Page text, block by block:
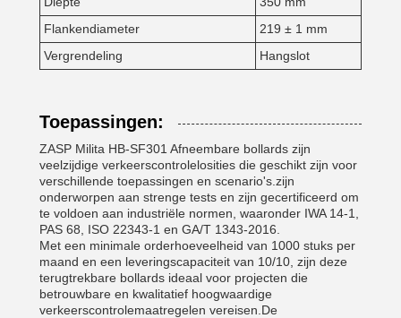
Flankendiameter
219 ± 1 mm
Vergrendeling
Hangslot
Toepassingen:
ZASP Milita HB-SF301 Afneembare bollards zijn
veelzijdige verkeerscontrolelosities die geschikt zijn voor
verschillende toepassingen en scenario's.zijn
onderworpen aan strenge tests en zijn gecertificeerd om
te voldoen aan industriële normen, waaronder IWA 14-1,
PAS 68, ISO 22343-1 en GA/T 1343-2016.
Met een minimale orderhoeveelheid van 1000 stuks per
maand en een leveringscapaciteit van 10/10, zijn deze
terugtrekbare bollards ideaal voor projecten die
betrouwbare en kwalitatief hoogwaardige
verkeerscontrolemaatregelen vereisen.De